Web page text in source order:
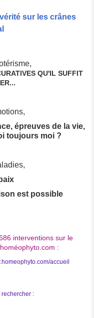
sur les crânes
QU'IL SUFFIT
épreuves de la vie,
toujours moi ?
est possible
interventions sur le
homéophyto.com :
accueil
rechercher :